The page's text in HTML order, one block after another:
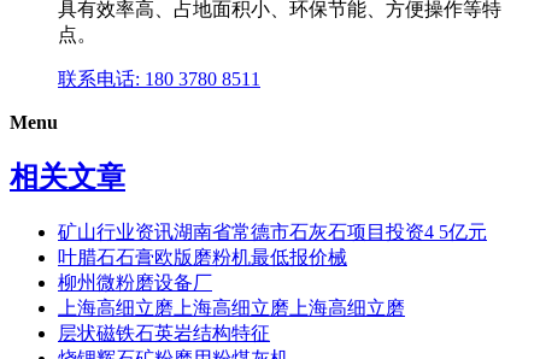
具有效率高、占地面积小、环保节能、方便操作等特
点。
联系电话: 180 3780 8511
Menu
相关文章
矿山行业资讯湖南省常德市石灰石项目投资4 5亿元
叶腊石石膏欧版磨粉机最低报价械
柳州微粉磨设备厂
上海高细立磨上海高细立磨上海高细立磨
层状磁铁石英岩结构特征